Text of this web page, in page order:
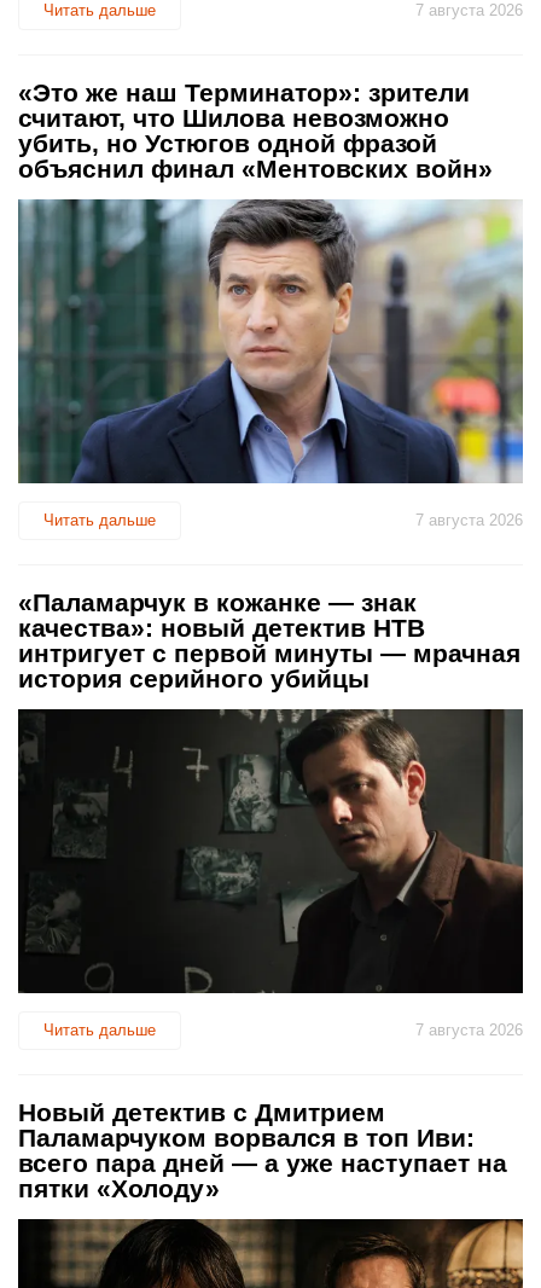
Читать дальше 7 августа 2026
«Это же наш Терминатор»: зрители
считают, что Шилова невозможно
убить, но Устюгов одной фразой
объяснил финал «Ментовских войн»
Читать дальше 7 августа 2026
«Паламарчук в кожанке — знак
качества»: новый детектив НТВ
интригует с первой минуты — мрачная
история серийного убийцы
Читать дальше 7 августа 2026
Новый детектив с Дмитрием
Паламарчуком ворвался в топ Иви:
всего пара дней — а уже наступает на
пятки «Холоду»